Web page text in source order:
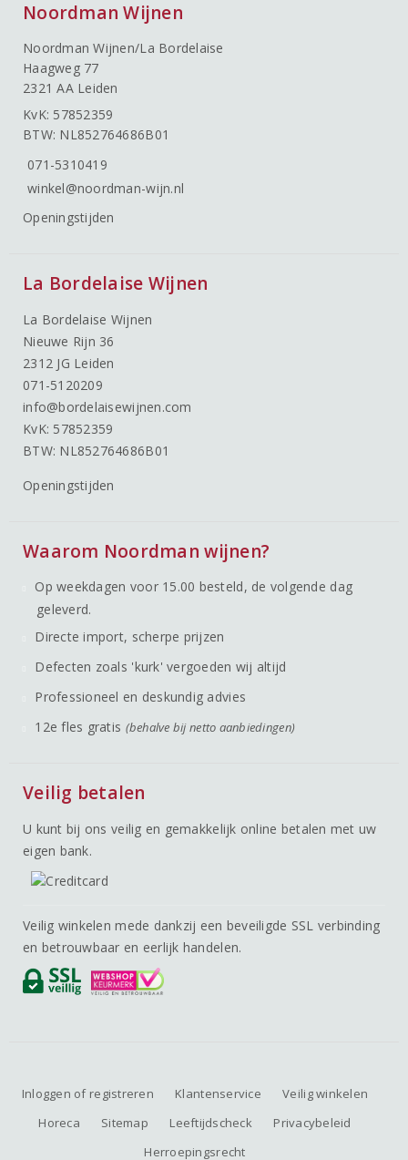
Noordman Wijnen
Noordman Wijnen/La Bordelaise
Haagweg 77
2321 AA Leiden
KvK: 57852359
BTW: NL852764686B01
071-5310419
winkel@noordman-wijn.nl
Openingstijden
La Bordelaise Wijnen
La Bordelaise Wijnen
Nieuwe Rijn 36
2312 JG Leiden
071-5120209
info@bordelaisewijnen.com
KvK: 57852359
BTW: NL852764686B01
Openingstijden
Waarom Noordman wijnen?
Op weekdagen voor 15.00 besteld, de volgende dag
geleverd.
Directe import, scherpe prijzen
Defecten zoals 'kurk' vergoeden wij altijd
Professioneel en deskundig advies
12e fles gratis (behalve bij netto aanbiedingen)
Veilig betalen
U kunt bij ons veilig en gemakkelijk online betalen met uw
eigen bank.
Veilig winkelen mede dankzij een beveiligde SSL verbinding
en betrouwbaar en eerlijk handelen.
Inloggen of registreren Klantenservice
Veilig winkelen
Horeca
Sitemap Leeftijdscheck
Privacybeleid
Herroepingsrecht